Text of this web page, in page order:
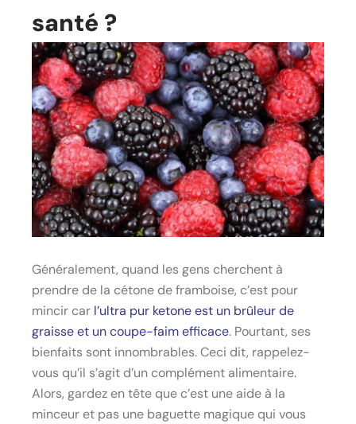
santé ?
Généralement, quand les gens cherchent à
prendre de la cétone de framboise, c’est pour
mincir car l’ultra pur ketone est un brûleur de
graisse et un coupe-faim efficace. Pourtant, ses
bienfaits sont innombrables. Ceci dit, rappelez-
vous qu’il s’agit d’un complément alimentaire.
Alors, gardez en tête que c’est une aide à la
minceur et pas une baguette magique qui vous